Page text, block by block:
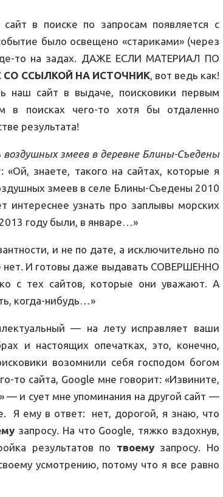
в поиске по запросам появляется с
было освещено «стариками» (через
то на задах. ДАЖЕ ЕСЛИ МАТЕРИАЛ ПО
СО ССЫЛКОЙ НА ИСТОЧНИК, вот ведь как!
наш сайт в выдаче, поисковики первым
поисках чего-то хотя бы отдаленно
результата!
змеев в деревне Блины-Съедены
знаете, такого на сайтах, которые я
змеев в селе Блины-Съедены 2010
узнать про заплывы морских
году были, в январе…»
и не по дате, а исключительно по
нет. И готовы даже выдавать СОВЕРШЕННО
тех сайтов, которые они уважают. А
когда-нибудь…»
— на лету исправляет ваши
и настоящих опечатках, это, конечно,
возомнили себя господом богом
то сайта, Google мне говорит: «Извините,
— и сует мне упоминания на другой сайт —
Я ему в ответ: нет, дорогой, я знаю, что
запросу. На что Google, тяжко вздохнув,
результатов по твоемузапросу. Но
усмотрению, потому что я все равно